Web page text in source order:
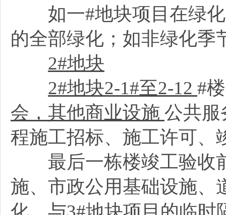
如一#地块项目在绿化
的全部绿化；如非绿化季
2#地块
2#地块2-1#至2-12 #
会，其他商业设施 公共服
程施工招标、施工许可、
最后一栋楼竣工验收前
施、市政公用基础设施、